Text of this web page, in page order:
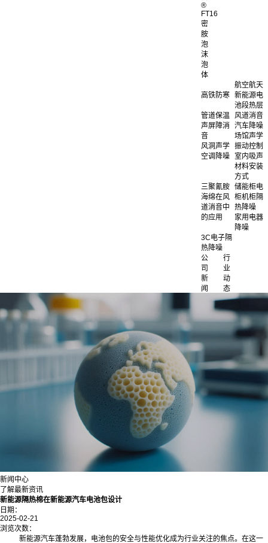
®
FT16
密
胺
泡
沫
泡
体
航空航天
高铁防寒 新能源电
池段热层
管道保温
风道消音
声屏障消
音
汽车降噪
场馆声学
风洞声学 振动控制
空调降噪 室内吸声
材料安装
方式
三聚氰胺
海绵在风
道消音中
的应用
储能柜电
柜机柜隔
热降噪
家用电器
降噪
3C电子隔
热降噪
公
司
新
闻
行
业
动
态
新闻中心
了解最新资讯
新能源隔热棉在新能源汽车电池包设计
日期：
2025-02-21
浏览次数：
新能源汽车蓬勃发展，电池包的安全与性能优化成为行业关注的焦点。在这一